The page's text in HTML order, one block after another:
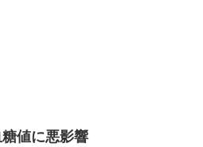
値に悪影響